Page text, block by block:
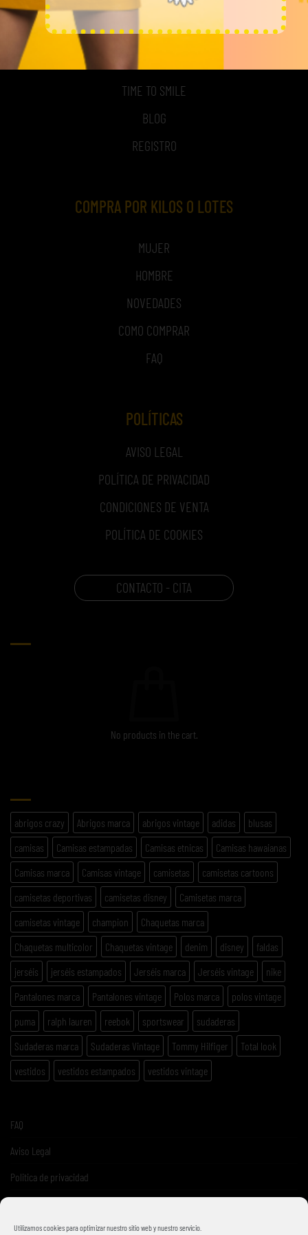
Utilizamos cookies para optimizar nuestro sitio web y nuestro servicio.
ACCESO A MI CUENTA
TIME TO SMILE
BLOG
REGISTRO
COMPRA POR KILOS O LOTES
MUJER
HOMBRE
NOVEDADES
COMO COMPRAR
FAQ
POLÍTICAS
AVISO LEGAL
POLÍTICA DE PRIVACIDAD
CONDICIONES DE VENTA
POLÍTICA DE COOKIES
CONTACTO - CITA
No products in the cart.
abrigos crazy Abrigos marca abrigos vintage adidas
blusas
camisas
Camisas estampadas Camisas etnicas
Camisas hawaianas
Camisas marca
Camisas vintage camisetas
camisetas cartoons
camisetas deportivas
camisetas disney
Camisetas marca
camisetas vintage
champion
Chaquetas marca
Chaquetas multicolor
Chaquetas vintage denim disney
faldas
jerséis
jerséis estampados Jerséis marca Jerséis vintage
nike
Pantalones marca
Pantalones vintage Polos marca
polos vintage
puma
ralph lauren reebok sportswear
sudaderas
Sudaderas marca
Sudaderas Vintage Tommy Hilfiger
Total look
vestidos
vestidos estampados vestidos vintage
FAQ
Aviso Legal
Politica de privacidad